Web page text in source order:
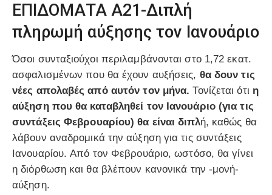
ΕΠΙΔΟΜΑΤΑ Α21-Διπλή
πληρωμή αύξησης τον Ιανουάριο
Όσοι συνταξιούχοι περιλαμβάνονται στο 1,72 εκατ.
ασφαλισμένων που θα έχουν αυξήσεις, θα δουν τις
νέες απολαβές από αυτόν τον μήνα. Τονίζεται ότι η
αύξηση που θα καταβληθεί τον Ιανουάριο (για τις
συντάξεις Φεβρουαρίου) θα είναι διπλή, καθώς θα
λάβουν αναδρομικά την αύξηση για τις συντάξεις
Ιανουαρίου. Από τον Φεβρουάριο, ωστόσο, θα γίνει
η διόρθωση και θα βλέπουν κανονικά την -μονή-
αύξηση.